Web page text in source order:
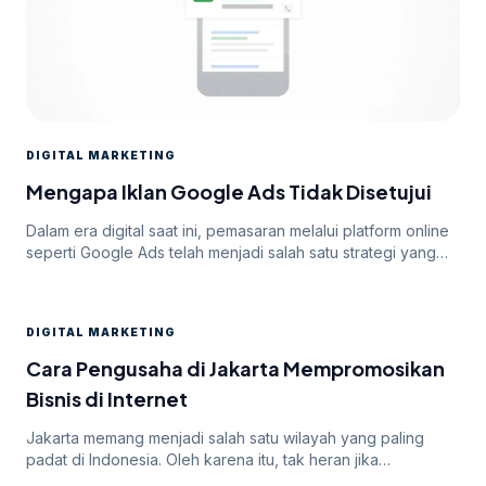
DIGITAL MARKETING
Mengapa Iklan Google Ads Tidak Disetujui
Dalam era digital saat ini, pemasaran melalui platform online
seperti Google Ads telah menjadi salah satu strategi yang
menghadapi tantangan dalam mendapatkan persetujuan
iklan mereka. Dalam artikel ini, kita akan membahas
mengapa […]
DIGITAL MARKETING
Cara Pengusaha di Jakarta Mempromosikan
Bisnis di Internet
Jakarta memang menjadi salah satu wilayah yang paling
padat di Indonesia. Oleh karena itu, tak heran jika